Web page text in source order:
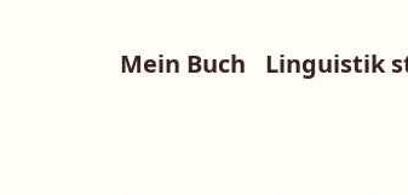
Mein Buch Linguistik